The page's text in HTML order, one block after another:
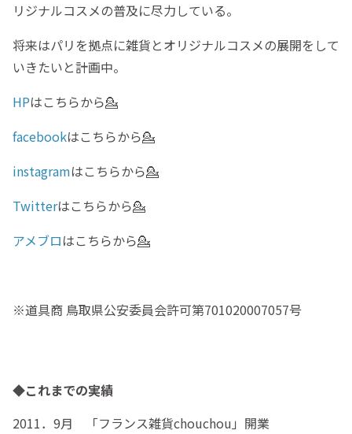
リジナルコスメの普及に尽力している。
将来はパリを拠点に雑貨とオリジナルコスメの展開をして
いきたいと計画中。
HPはこちらから💁‍
facebookはこちらから💁‍
instagramはこちらから💁‍
Twitterはこちらから💁‍
アメブロはこちらから💁‍
※道具商 鳥取県公安委員会許可第701020007057号
◆これまでの実績
2011．9月 「フランス雑貨chouchou」開業